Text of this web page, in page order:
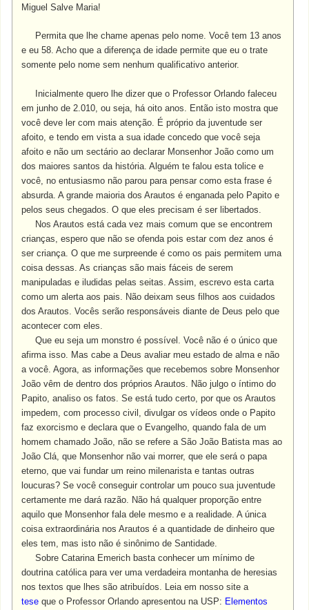
Miguel Salve Maria!
Permita que lhe chame apenas pelo nome. Você tem 13 anos
e eu 58. Acho que a diferença de idade permite que eu o trate
somente pelo nome sem nenhum qualificativo anterior.
Inicialmente quero lhe dizer que o Professor Orlando faleceu
em junho de 2.010, ou seja, há oito anos. Então isto mostra que
você deve ler com mais atenção. É próprio da juventude ser
afoito, e tendo em vista a sua idade concedo que você seja
afoito e não um sectário ao declarar Monsenhor João como um
dos maiores santos da história. Alguém te falou esta tolice e
você, no entusiasmo não parou para pensar como esta frase é
absurda. A grande maioria dos Arautos é enganada pelo Papito e
pelos seus chegados. O que eles precisam é ser libertados.
Nos Arautos está cada vez mais comum que se encontrem
crianças, espero que não se ofenda pois estar com dez anos é
ser criança. O que me surpreende é como os pais permitem uma
coisa dessas. As crianças são mais fáceis de serem
manipuladas e iludidas pelas seitas. Assim, escrevo esta carta
como um alerta aos pais. Não deixam seus filhos aos cuidados
dos Arautos. Vocês serão responsáveis diante de Deus pelo que
acontecer com eles.
Que eu seja um monstro é possível. Você não é o único que
afirma isso. Mas cabe a Deus avaliar meu estado de alma e não
a você. Agora, as informações que recebemos sobre Monsenhor
João vêm de dentro dos próprios Arautos. Não julgo o íntimo do
Papito, analiso os fatos. Se está tudo certo, por que os Arautos
impedem, com processo civil, divulgar os vídeos onde o Papito
faz exorcismo e declara que o Evangelho, quando fala de um
homem chamado João, não se refere a São João Batista mas ao
João Clá, que Monsenhor não vai morrer, que ele será o papa
eterno, que vai fundar um reino milenarista e tantas outras
loucuras? Se você conseguir controlar um pouco sua juventude
certamente me dará razão. Não há qualquer proporção entre
aquilo que Monsenhor fala dele mesmo e a realidade. A única
coisa extraordinária nos Arautos é a quantidade de dinheiro que
eles tem, mas isto não é sinônimo de Santidade.
Sobre Catarina Emerich basta conhecer um mínimo de
doutrina católica para ver uma verdadeira montanha de heresias
nos textos que lhes são atribuídos. Leia em nosso site a
tese que o Professor Orlando apresentou na USP: Elementos